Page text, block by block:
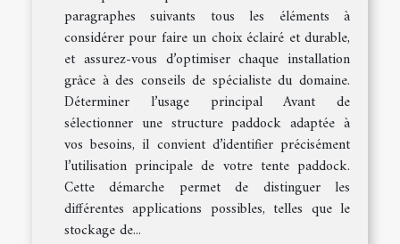
paragraphes suivants tous les éléments à
considérer pour faire un choix éclairé et durable,
et assurez-vous d’optimiser chaque installation
grâce à des conseils de spécialiste du domaine.
Déterminer l’usage principal Avant de
sélectionner une structure paddock adaptée à
vos besoins, il convient d’identifier précisément
l’utilisation principale de votre tente paddock.
Cette démarche permet de distinguer les
différentes applications possibles, telles que le
stockage de...